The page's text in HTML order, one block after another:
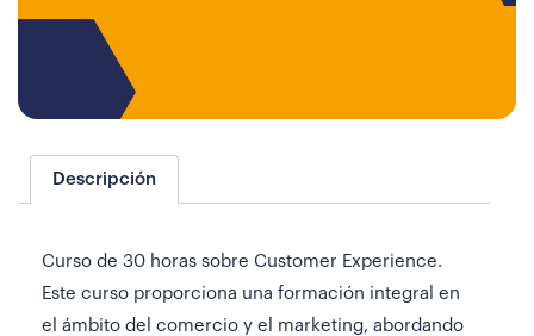
Descripción
Curso de 30 horas sobre Customer Experience.
Este curso proporciona una formación integral en
el ámbito del comercio y el marketing, abordando